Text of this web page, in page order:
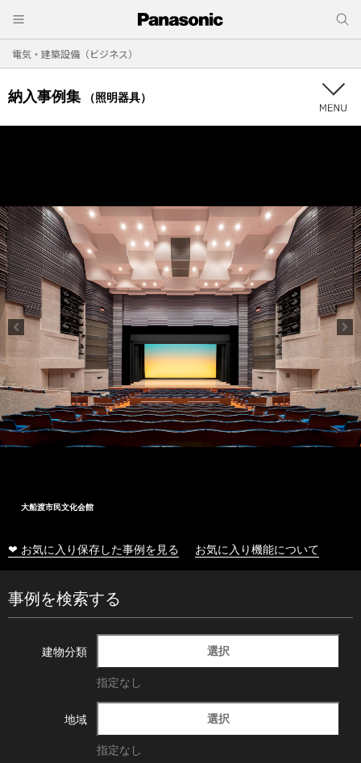
電気・建築設備（ビジネス）
納入事例集 （照明器具）
大船渡市民文化会館
❤ お気に入り保存した事例を見る お気に入り機能について
事例を検索する
建物分類 選択
指定なし
地域 選択
指定なし